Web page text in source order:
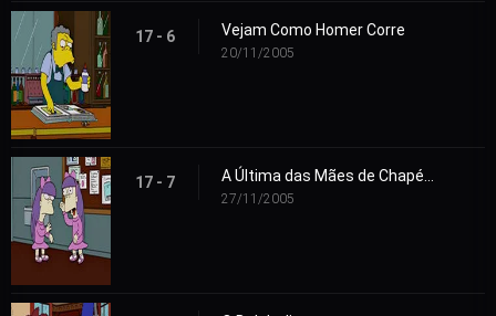
17 - 6 Vejam Como Homer Corre
20/11/2005
17 - 7
27/11/2005